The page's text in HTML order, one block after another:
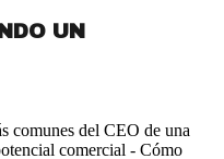
UN
comunes del CEO de una
comercial - Cómo